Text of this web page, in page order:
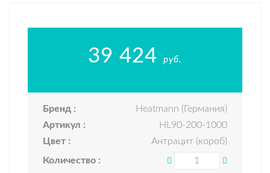
39 424 руб.
Бренд :
Heatmann (Германия)
Артикул :
HL90-200-1000
Цвет :
Антрацит (короб)
Количество :